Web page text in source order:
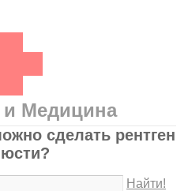
Медицина
сделать рентген
Найти!